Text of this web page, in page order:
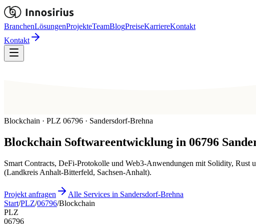
BranchenLösungenProjekteTeamBlogPreiseKarriereKontakt
Kontakt
Blockchain · PLZ 06796 · Sandersdorf-Brehna
Blockchain Softwareentwicklung in 06796
Smart Contracts, DeFi-Protokolle und Web3-Anwendungen mit Solidity,
(Landkreis Anhalt-Bitterfeld, Sachsen-Anhalt).
Projekt anfragen
Alle Services in Sandersdorf-Brehna
Start/PLZ/06796/Blockchain
PLZ
06796